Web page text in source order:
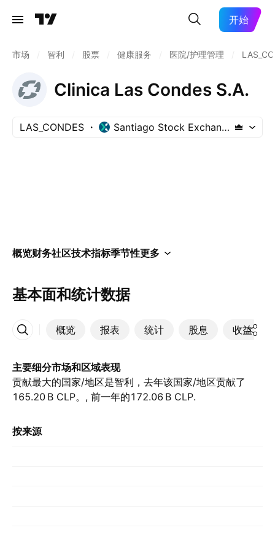
开始
市场 智利 股票 健康服务 医院/护理管理
Clinica Las Condes S.A.
LAS_CONDES Santiago Stock Exchange
概览财务社区技术指标季节性更多
基本面和统计数据
概览 报表 统计 股息 收益
更多
主要细分市场和区域表现
贡献最大的国家/地区是智利，去年该国家/地区贡献了‪
165.20 B‬ CLP。, 前一年的‪172.06 B‬ CLP.
按来源